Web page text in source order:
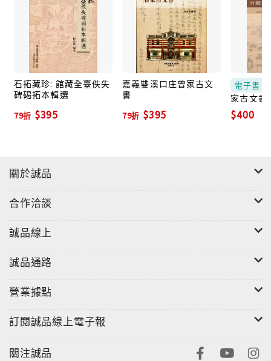
石拓藏珍: 館藏全臺佚失
碑碣拓本輯選
79折 $395
嘉義雙溪口庄曾家古文
書
79折 $395
電子書
家古文書
$400
關於誠品
合作洽談
誠品線上
誠品通路
營業據點
訂閱誠品線上電子報
關注誠品